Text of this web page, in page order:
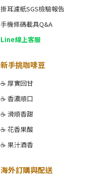
掛耳濾紙SGS檢驗報告
手機條碼載具Q&A
Line線上客服
新手挑咖啡豆
☕ 厚實回甘
☕ 香濃順口
☕ 滑順香甜
☕ 花香果酸
☕ 果汁酒香
海外訂購與配送